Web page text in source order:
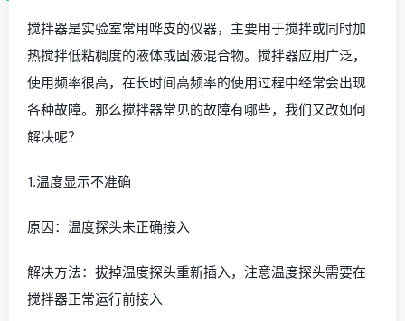
搅拌器是实验室常用哗皮的仪器，主要用于搅拌或同时加
热搅拌低粘稠度的液体或固液混合物。搅拌器应用广泛，
使用频率很高，在长时间高频率的使用过程中经常会出现
各种故障。那么搅拌器常见的故障有哪些，我们又改如何
解决呢？
1.温度显示不准确
原因：温度探头未正确接入
解决方法：拔掉温度探头重新插入，注意温度探头需要在
搅拌器正常运行前接入